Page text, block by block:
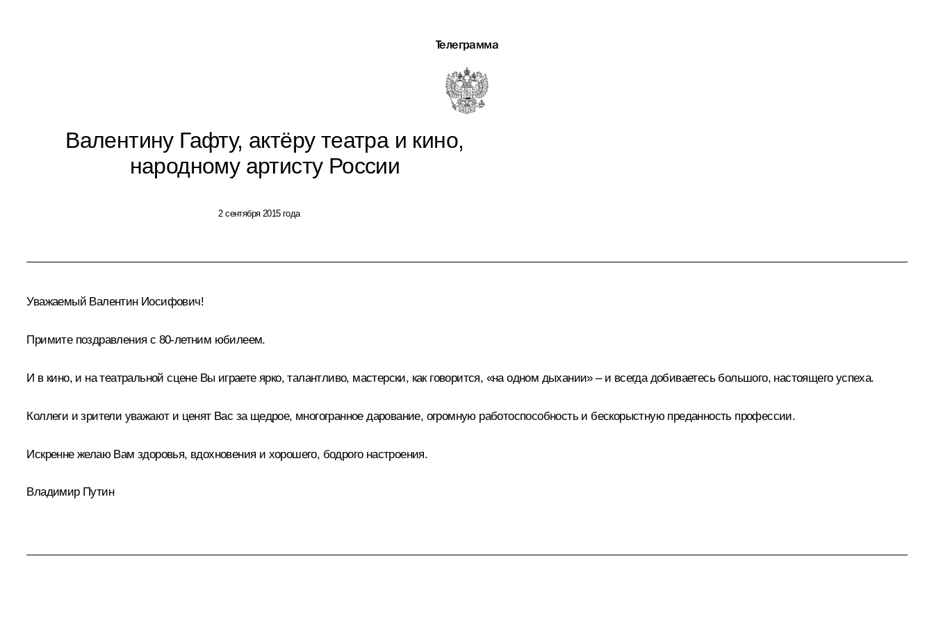
Телеграмма
Валентину Гафту, актёру театра и кино,
народному артисту России
2 сентября 2015 года
Уважаемый Валентин Иосифович!
Примите поздравления с 80-летним юбилеем.
И в кино, и на театральной сцене Вы играете ярко, талантливо, мастерски, как говорится, «на одном дыхании» – и всегда добиваетесь большого, настоящего успеха.
Коллеги и зрители уважают и ценят Вас за щедрое, многогранное дарование, огромную работоспособность и бескорыстную преданность профессии.
Искренне желаю Вам здоровья, вдохновения и хорошего, бодрого настроения.
Владимир Путин